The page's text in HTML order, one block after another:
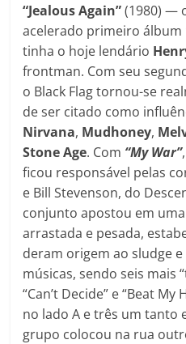
“Jealous Again”(1980) —
acelerado primeiro álbum
tinha o hoje lendário
frontman. Com seu
o Black Flag tornou-se
de ser citado como
Nirvana, Mudhoney,
Stone Age. Com “My War”
ficou responsável pelas
e Bill Stevenson, do
conjunto apostou em
arrastada e pesada,
deram origem ao sludge
músicas, sendo seis mais
“Can’t Decide” e “Beat
no lado A e três um tanto
grupo colocou na rua